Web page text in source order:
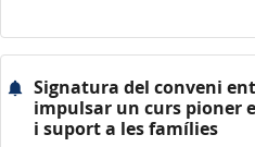
Signatura del conveni
impulsar un curs pioner
i suport a les famílies